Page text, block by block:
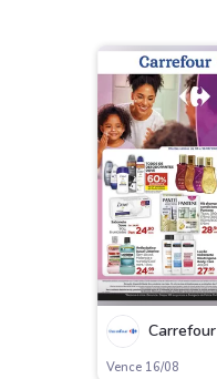
Carrefour
Vence 16/08